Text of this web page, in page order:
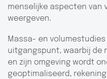
menselijke aspecten van
weergeven.
Massa- en
uitgangspunt, waarbij de
en zijn omgeving wordt
geoptimaliseerd,